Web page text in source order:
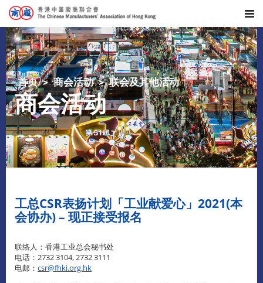
首页 商会活动 联会及其他活动
商会活动
工总CSR表扬计划「工业献爱心」2021(本
会协办) – 现正接受报名
联络人：香港工业总会秘书处
电话：2732 3104, 2732 3111
电邮： csr@fhki.org.hk